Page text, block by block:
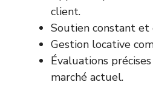
client.
Soutien constant et
Gestion locative
Évaluations
marché actuel.